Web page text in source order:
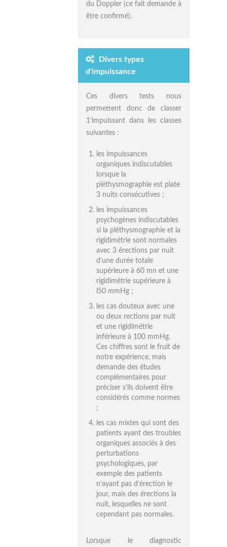
du Doppler (ce fait demande à
être confirmé).
Divers types
d'impuissance
Ces divers tests nous
permettent donc de classer
1’impuissant dans les classes
suivantes :
les impuissances
organiques indiscutables
lorsque la
pléthysmographie est plate
3 nuits consécutives ;
les impuissances
psychogènes indiscutables
si la pléthysmographie et la
rigidimétrie sont normales
avec 3 érections par nuit
d’une durée totale
supérieure à 60 mn et une
rigidimétrie supérieure à
l50 mmHg ;
les cas douteux avec une
ou deux rections par nuit
et une rigidimétrie
inférieure à 100 mmHg.
Ces chiffres sont le fruit de
notre expérience, mais
demande des études
complémentaires pour
préciser s’ils doivent être
considérés comme normes
;
les cas mixtes qui sont des
patients ayant des troubles
organiques associés à des
perturbations
psychologiques, par
exemple des patients
n’ayant pas d’érection le
jour, mais des érections la
nuit, lesquelles ne sont
cependant pas normales.
Lorsque le diagnostic